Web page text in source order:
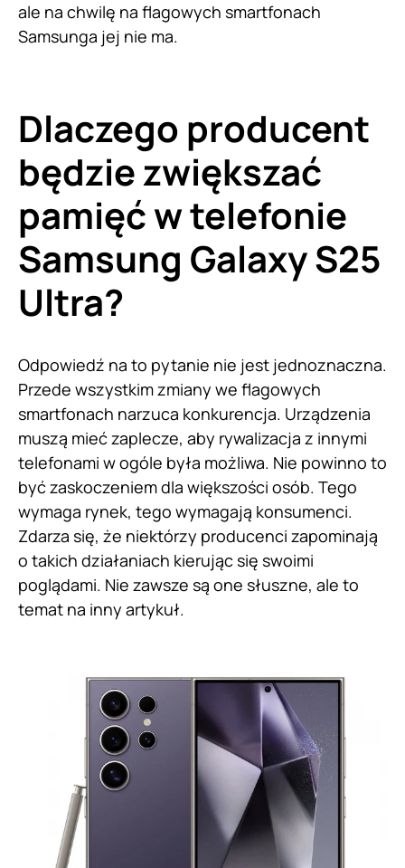
ale na chwilę na flagowych smartfonach
Samsunga jej nie ma.
Dlaczego producent
będzie zwiększać
pamięć w telefonie
Samsung Galaxy S25
Ultra?
Odpowiedź na to pytanie nie jest jednoznaczna.
Przede wszystkim zmiany we flagowych
smartfonach narzuca konkurencja. Urządzenia
muszą mieć zaplecze, aby rywalizacja z innymi
telefonami w ogóle była możliwa. Nie powinno to
być zaskoczeniem dla większości osób. Tego
wymaga rynek, tego wymagają konsumenci.
Zdarza się, że niektórzy producenci zapominają
o takich działaniach kierując się swoimi
poglądami. Nie zawsze są one słuszne, ale to
temat na inny artykuł.